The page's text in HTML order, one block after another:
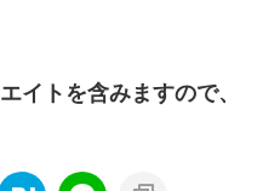
イトを含みますので、